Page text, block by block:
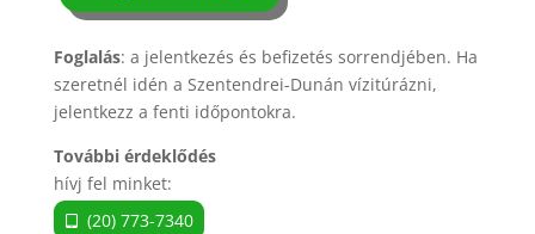
Foglalás: a jelentkezés és befizetés sorrendjében. Ha
szeretnél idén a Szentendrei-Dunán vízitúrázni,
jelentkezz a fenti időpontokra.
További érdeklődés
hívj fel minket:
(20) 773-7340